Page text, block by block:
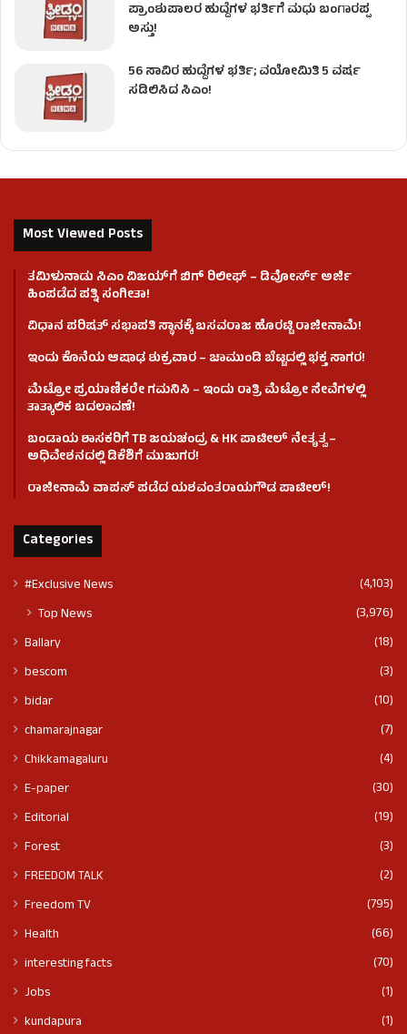
ಪ್ರಾಂಶುಪಾಲರ ಹುದ್ದೆಗಳ ಭರ್ತಿಗೆ ಮಧು ಬಂಗಾರಪ್ಪ
ಅಸ್ತು!
56 ಸಾವಿರ ಹುದ್ದೆಗಳ ಭರ್ತಿ; ವಯೋಮಿತಿ 5 ವರ್ಷ
ಸಡಿಲಿಸಿದ ಸಿಎಂ!
Most Viewed Posts
ತಮಿಳುನಾಡು ಸಿಎಂ ವಿಜಯ್‌ಗೆ ಬಿಗ್ ರಿಲೀಫ್ – ಡಿವೋರ್ಸ್ ಅರ್ಜಿ
ಹಿಂಪಡೆದ ಪತ್ನಿ ಸಂಗೀತಾ!
ವಿಧಾನ ಪರಿಷತ್ ಸಭಾಪತಿ ಸ್ಥಾನಕ್ಕೆ ಬಸವರಾಜ ಹೊರಟ್ಟಿ ರಾಜೀನಾಮೆ!
ಇಂದು ಕೊನೆಯ ಆಷಾಢ ಶುಕ್ರವಾರ – ಚಾಮುಂಡಿ ಬೆಟ್ಟದಲ್ಲಿ ಭಕ್ತ ಸಾಗರ!
ಮೆಟ್ರೋ ಪ್ರಯಾಣಿಕರೇ ಗಮನಿಸಿ – ಇಂದು ರಾತ್ರಿ ಮೆಟ್ರೋ ಸೇವೆಗಳಲ್ಲಿ
ತಾತ್ಕಾಲಿಕ ಬದಲಾವಣೆ!
ಬಂಡಾಯ ಶಾಸಕರಿಗೆ TB ಜಯಚಂದ್ರ & HK ಪಾಟೀಲ್ ನೇತೃತ್ವ –
ಅಧಿವೇಶನದಲ್ಲಿ ಡಿಕೆಶಿಗೆ ಮುಜುಗರ!
ರಾಜೀನಾಮೆ ವಾಪಸ್ ಪಡೆದ ಯಶವಂತರಾಯಗೌಡ ಪಾಟೀಲ್‌!
Categories
#Exclusive News (4,103)
Top News (3,976)
Ballary
(18)
bescom
(3)
bidar
(10)
chamarajnagar
(7)
Chikkamagaluru
(4)
E-paper
(30)
Editorial
(19)
Forest
(3)
FREEDOM TALK
(2)
Freedom TV
(795)
Health
(66)
interesting facts
(70)
Jobs
(1)
kundapura
(1)